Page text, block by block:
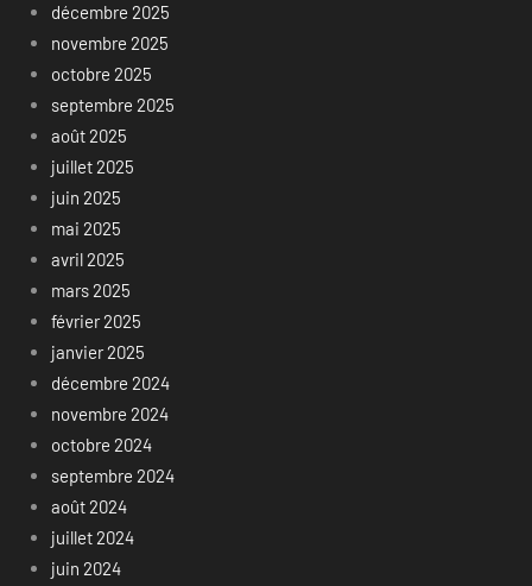
décembre 2025
novembre 2025
octobre 2025
septembre 2025
août 2025
juillet 2025
juin 2025
mai 2025
avril 2025
mars 2025
février 2025
janvier 2025
décembre 2024
novembre 2024
octobre 2024
septembre 2024
août 2024
juillet 2024
juin 2024